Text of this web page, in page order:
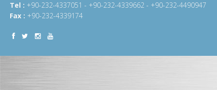
Tel : +90-232-4337051 - +90-232-4339662 - +90-232-4490947
Fax : +90-232-4339174